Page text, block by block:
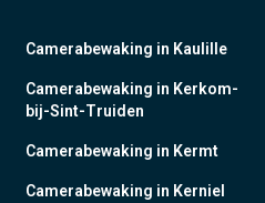
Camerabewaking in Kaulille
Camerabewaking in Kerkom-
bij-Sint-Truiden
Camerabewaking in Kermt
Camerabewaking in Kerniel